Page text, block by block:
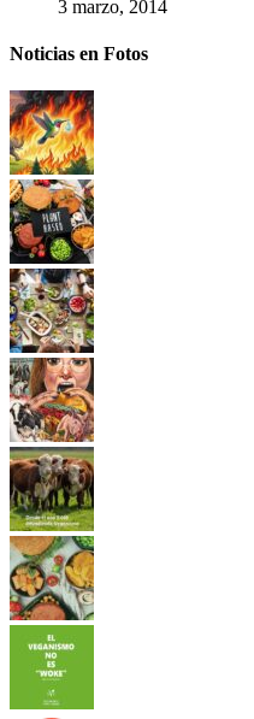
3 marzo, 2014
Noticias en Fotos